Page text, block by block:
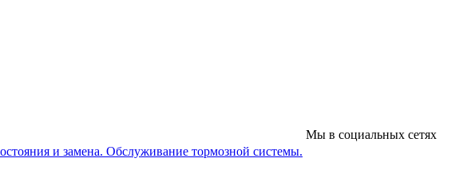
и замена. Обслуживание тормозной системы.
Мы в социальных сетях